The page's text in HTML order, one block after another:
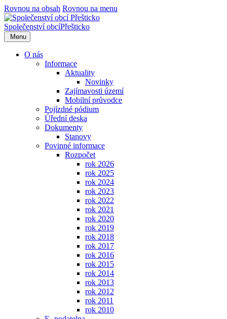
Rovnou na obsah Rovnou na menu
Společenství obcíPřešticko
Menu
O nás
Informace
Aktuality
Novinky
Zajímavosti území
Mobilní průvodce
Pojízdné pódium
Úřední deska
Dokumenty
Stanovy
Povinné informace
Rozpočet
rok 2026
rok 2025
rok 2024
rok 2023
rok 2022
rok 2021
rok 2020
rok 2019
rok 2018
rok 2017
rok 2016
rok 2015
rok 2014
rok 2013
rok 2012
rok 2011
rok 2010